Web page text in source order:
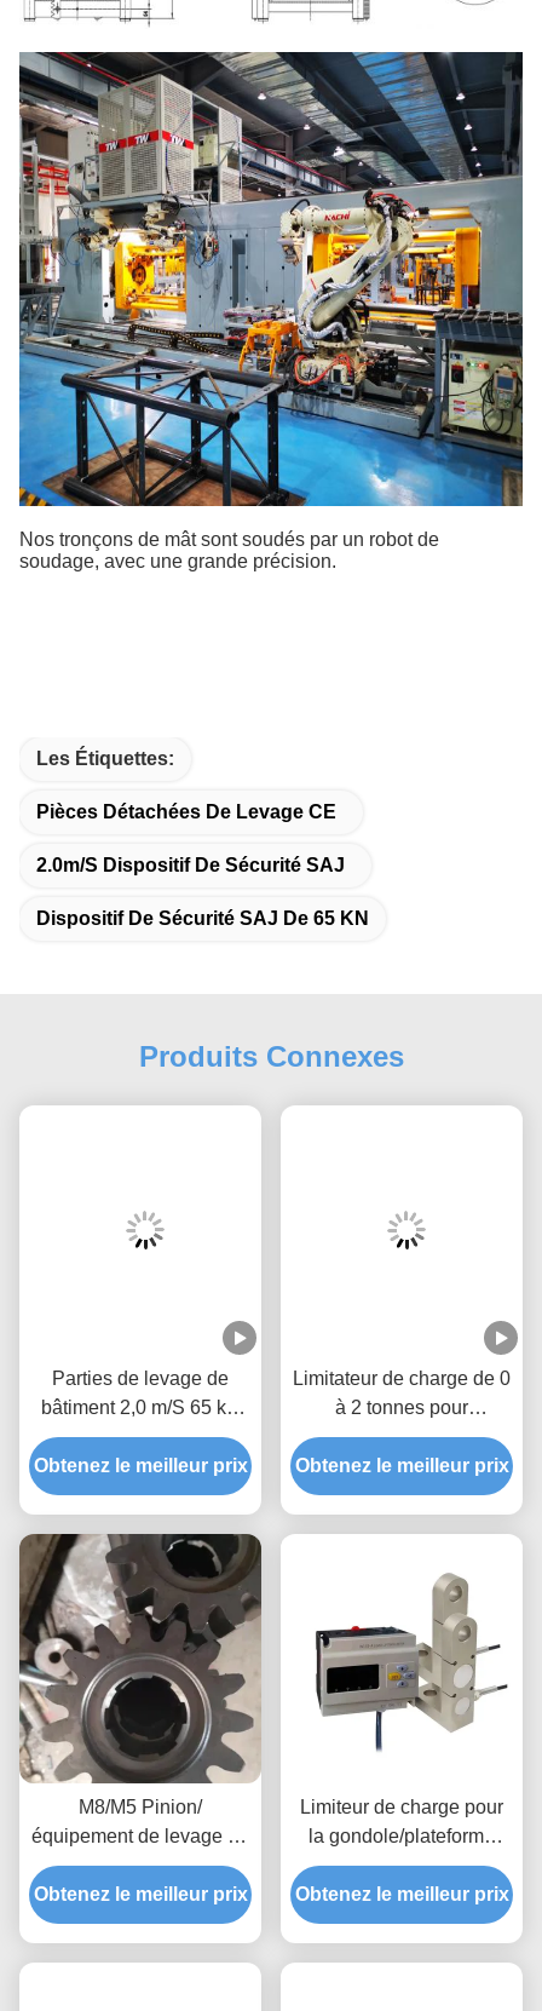
Nos tronçons de mât sont soudés par un robot de
soudage, avec une grande précision.
Les Étiquettes:
Pièces Détachées De Levage CE
2.0m/s Dispositif De Sécurité SAJ
Dispositif De Sécurité SAJ De 65 KN
Produits Connexes
Parties de levage de
bâtiment 2,0 m/S 65 kN
Dispositif de sécurité SAJ
avec micro-interrupteur
Obtenez le meilleur prix
Limitateur de charge de 0
à 2 tonnes pour
gondole/plate-forme
suspendue avec
affichage à 4 chiffres pour
Obtenez le meilleur prix
M8/M5 Pinion/
équipement de levage de
bâtiment/ascenseur de
construction
Obtenez le meilleur prix
Limiteur de charge pour
la gondole/plateforme
suspendue avec alarme
de surcharge pour
assurer un
Obtenez le meilleur prix